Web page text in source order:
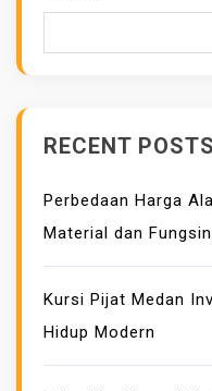
RECENT POSTS
Perbedaan Harga
Material dan
Kursi Pijat Medan
Hidup Modern